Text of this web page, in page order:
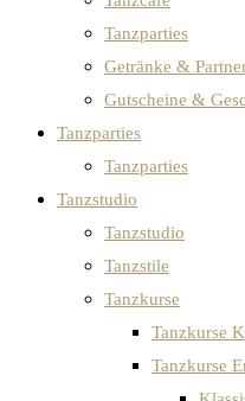
Tanzparties
Getränke &
Gutscheine &
Tanzparties
Tanzparties
Tanzstudio
Tanzstudio
Tanzstile
Tanzkurse
Tanzkurse
Tanzkurse